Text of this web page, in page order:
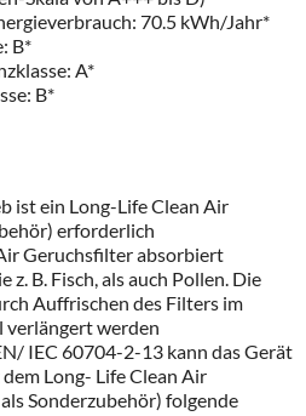
70.5 kWh/Jahr*
B*
A*
B*
ist ein Long-Life Clean Air
erforderlich
Geruchsfilter absorbiert
z. B. Fisch, als auch Pollen. Die
Auffrischen des Filters im
verlängert werden
IEC 60704-2-13 kann das Gerät
Long- Life Clean Air
Sonderzubehör) folgende